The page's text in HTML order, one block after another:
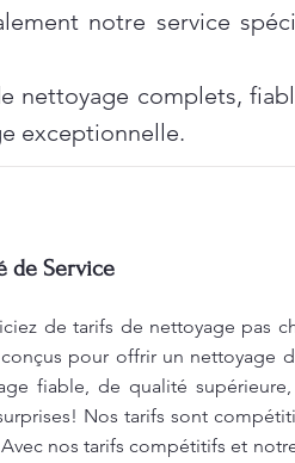
notre service
nettoyage complets,
exceptionnelle.
de Service
de tarifs de nettoyage pas
pour offrir un nettoyage
fiable, de qualité
Nos tarifs sont
nos tarifs compétitifs et